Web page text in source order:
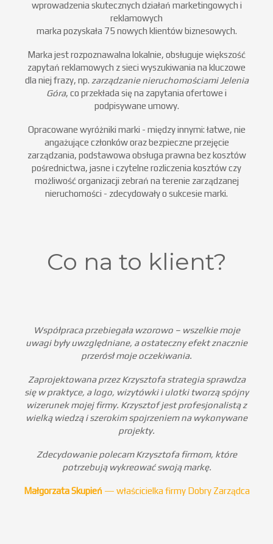
wprowadzenia skutecznych działań marketingowych i
reklamowych
marka pozyskała 75 nowych klientów biznesowych.
Marka jest rozpoznawalna lokalnie, obsługuje większość
zapytań reklamowych z sieci wyszukiwania na kluczowe
dla niej frazy, np. zarządzanie nieruchomościami Jelenia
Góra, co przekłada się na zapytania ofertowe i
podpisywane umowy.
Opracowane wyróżniki marki - między innymi: łatwe, nie
angażujące członków oraz bezpieczne przejęcie
zarządzania, podstawowa obsługa prawna bez kosztów
pośrednictwa, jasne i czytelne rozliczenia kosztów czy
możliwość organizacji zebrań na terenie zarządzanej
nieruchomości - zdecydowały o sukcesie marki.
Co na to klient?
Współpraca przebiegała wzorowo – wszelkie moje
uwagi były uwzględniane, a ostateczny efekt znacznie
przerósł moje oczekiwania.
Zaprojektowana przez Krzysztofa strategia sprawdza
się w praktyce, a logo, wizytówki i ulotki tworzą spójny
wizerunek mojej firmy. Krzysztof jest profesjonalistą z
wielką wiedzą i szerokim spojrzeniem na wykonywane
projekty.
Zdecydowanie polecam Krzysztofa firmom, które
potrzebują wykreować swoją markę.
Małgorzata Skupień — właścicielka firmy Dobry Zarządca